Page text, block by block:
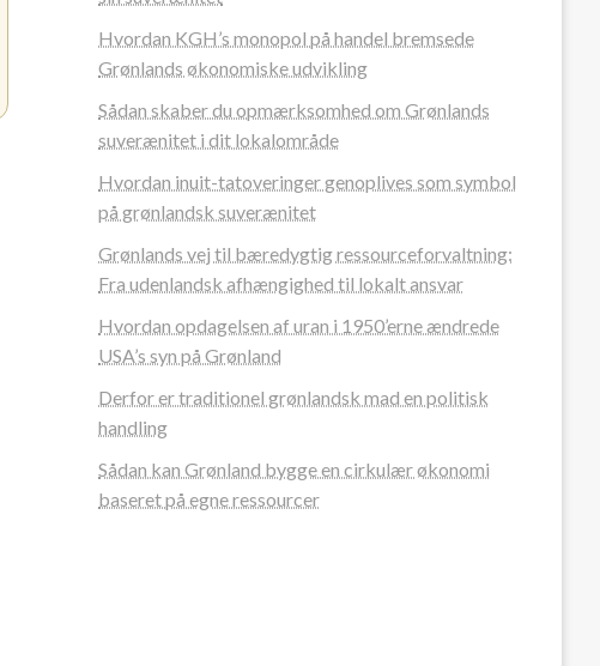
Hvordan KGH’s monopol på handel bremsede
Grønlands økonomiske udvikling
Sådan skaber du opmærksomhed om Grønlands
suverænitet i dit lokalområde
Hvordan inuit-tatoveringer genoplives som symbol
på grønlandsk suverænitet
Grønlands vej til bæredygtig ressourceforvaltning:
Fra udenlandsk afhængighed til lokalt ansvar
Hvordan opdagelsen af uran i 1950’erne ændrede
USA’s syn på Grønland
Derfor er traditionel grønlandsk mad en politisk
handling
Sådan kan Grønland bygge en cirkulær økonomi
baseret på egne ressourcer